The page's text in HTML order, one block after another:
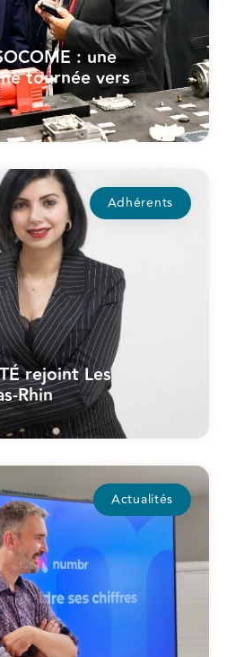
: une
tournée vers
Adhérents
rejoint Les
Rhin
Actualités